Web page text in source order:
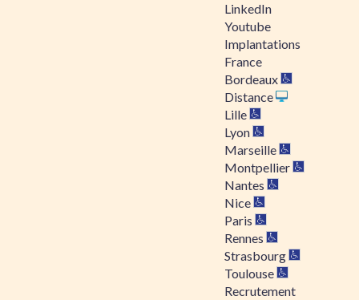
LinkedIn
Youtube
Implantations
France
Bordeaux
Distance
Lille
Lyon
Marseille
Montpellier
Nantes
Nice
Paris
Rennes
Strasbourg
Toulouse
Recrutement